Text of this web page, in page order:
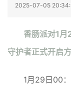
2025-07-05
香肠派对1
守护者正式开启
1月29日00